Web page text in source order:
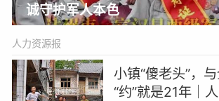
诚守护军人本色
人力资源报
小镇“傻老头”，
“约”就是21年｜